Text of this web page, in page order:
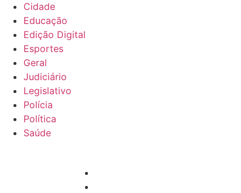
Cidade
Educação
Edição Digital
Esportes
Geral
Judiciário
Legislativo
Polícia
Política
Saúde